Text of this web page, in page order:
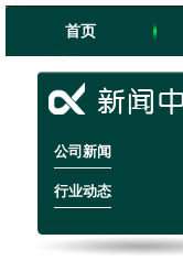
首页
公司新闻
行业动态